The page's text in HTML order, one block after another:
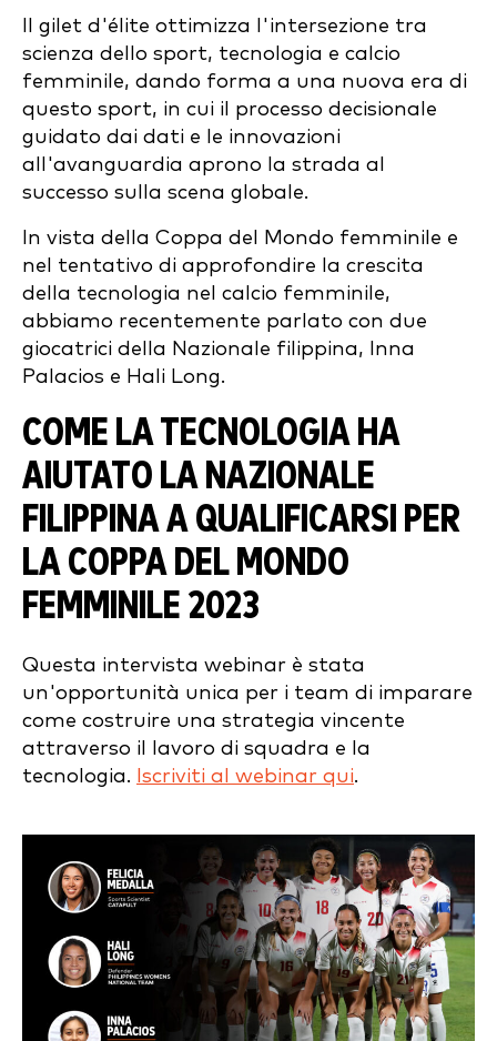
Il gilet d'élite ottimizza l'intersezione tra
scienza dello sport, tecnologia e calcio
femminile, dando forma a una nuova era di
questo sport, in cui il processo decisionale
guidato dai dati e le innovazioni
all'avanguardia aprono la strada al
successo sulla scena globale.
In vista della Coppa del Mondo femminile e
nel tentativo di approfondire la crescita
della tecnologia nel calcio femminile,
abbiamo recentemente parlato con due
giocatrici della Nazionale filippina, Inna
Palacios e Hali Long.
COME LA TECNOLOGIA HA
AIUTATO LA NAZIONALE
FILIPPINA A QUALIFICARSI PER
LA COPPA DEL MONDO
FEMMINILE 2023
Questa intervista webinar è stata
un'opportunità unica per i team di imparare
come costruire una strategia vincente
attraverso il lavoro di squadra e la
tecnologia. Iscriviti al webinar qui.